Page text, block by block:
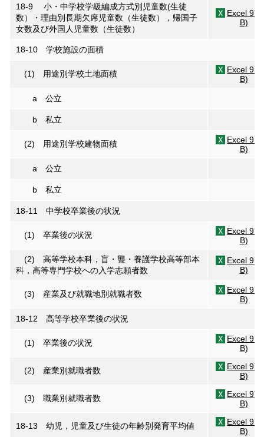
18-9 小・中学校学級編成方式別児童数(生徒
数）・理由別長期欠席児童数（生徒数），帰国子
女数及び外国人児童数（生徒数）
Excel
B)
18-10 学校施設の面積
(1) 用途別学校土地面積
Excel
B)
a 公立
b 私立
(2) 用途別学校建物面積
Excel
B)
a 公立
b 私立
18-11 中学校卒業後の状況
(1) 卒業後の状況
Excel
B)
(2) 高等学校本科，盲・聾・養護学校高等部本
科，高等専門学校への入学志願者数
Excel
B)
(3) 産業及び就職地別就職者数
Excel
B)
18-12 高等学校卒業後の状況
(1) 卒業後の状況
Excel
B)
(2) 産業別就職者数
Excel
B)
(3) 職業別就職者数
Excel
B)
18-13 幼児，児童及び生徒の年齢別発育平均値
Excel
B)